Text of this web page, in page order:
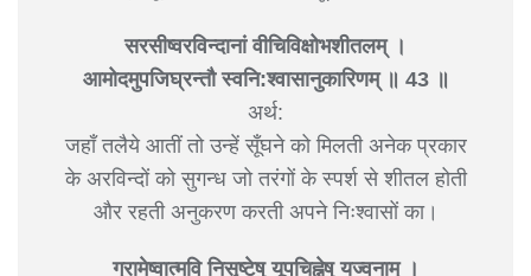
सरसीष्वरविन्दानां वीचिविक्षोभशीतलम् ।
आमोदमुपजिघ्रन्तौ स्वनि:श्वासानुकारिणम् ॥ 43 ॥
अर्थ:
जहाँ तलैये आतीं तो उन्हें सूँघने को मिलती अनेक प्रकार
के अरविन्दों को सुगन्ध जो तरंगों के स्पर्श से शीतल होती
और रहती अनुकरण करती अपने निःश्वासों का।
ग्रामेष्वात्मवि निसृष्टेषु यूपचिह्नेषु यज्वनाम् ।